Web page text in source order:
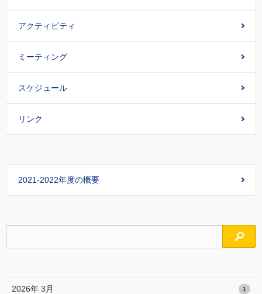
アクティビティ
ミーティング
スケジュール
リンク
2021-2022年度の概要
検索
2026年 3月 1